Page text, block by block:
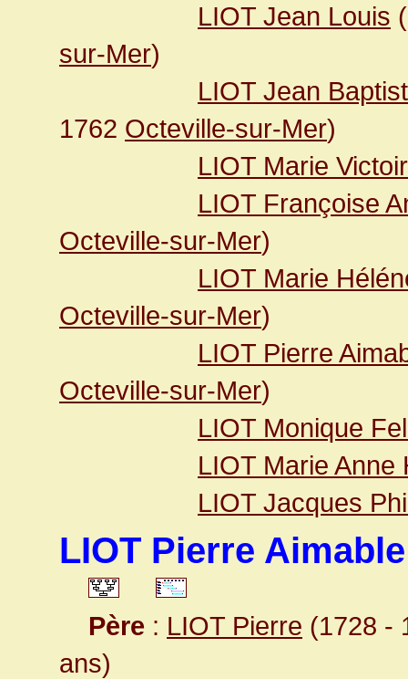
LIOT Jean Louis
sur-Mer)
LIOT Jean
1762 Octeville-sur-Mer)
LIOT Marie
LIOT Françoise
Octeville-sur-Mer)
LIOT Marie
Octeville-sur-Mer)
LIOT Pierre
Octeville-sur-Mer)
LIOT Monique
LIOT Marie Anne
LIOT Jacques
LIOT Pierre Aimable
Père : LIOT Pierre (1728 -
ans)